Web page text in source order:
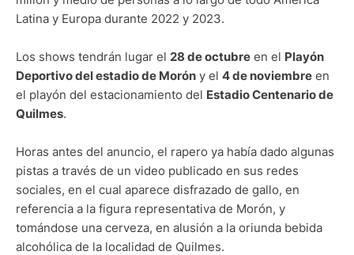
Latina y Europa durante 2022 y 2023.
Los shows tendrán lugar el 28 de octubre en el Playón
Deportivo del estadio de Morón y el 4 de noviembre en
el playón del estacionamiento del Estadio Centenario de
Quilmes.
Horas antes del anuncio, el rapero ya había dado algunas
pistas a través de un video publicado en sus redes
sociales, en el cual aparece disfrazado de gallo, en
referencia a la figura representativa de Morón, y
tomándose una cerveza, en alusión a la oriunda bebida
alcohólica de la localidad de Quilmes.